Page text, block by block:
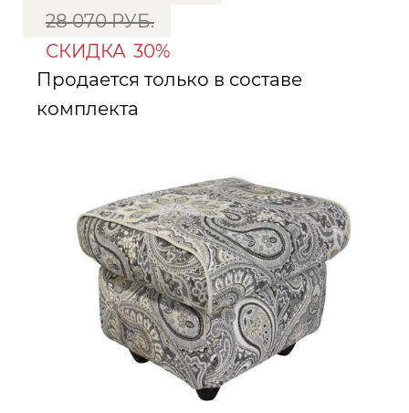
28 070 РУБ.
СКИДКА 30%
Продается только в составе
комплекта